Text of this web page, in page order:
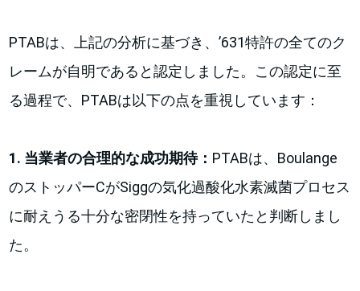
PTABは、上記の分析に基づき、’631特許の全てのク
レームが自明であると認定しました。この認定に至
る過程で、PTABは以下の点を重視しています：
1. 当業者の合理的な成功期待： PTABは、Boulange
のストッパーCがSiggの気化過酸化水素滅菌プロセス
に耐えうる十分な密閉性を持っていたと判断しまし
た。